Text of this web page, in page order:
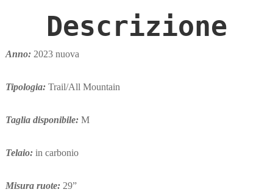
Descrizione
Anno: 2023 nuova
Tipologia:Trail/All Mountain
Taglia disponibile: M
Telaio: in carbonio
Misura ruote: 29”